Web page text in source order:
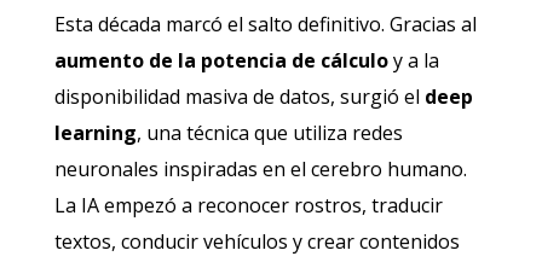
Esta década marcó el salto definitivo. Gracias al
aumento de la potencia de cálculoy a la
disponibilidad masiva de datos, surgió el deep
learning, una técnica que utiliza redes
neuronales inspiradas en el cerebro humano.
La IA empezó a reconocer rostros, traducir
textos, conducir vehículos y crear contenidos